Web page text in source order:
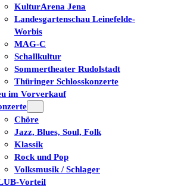
KulturArena Jena
Landesgartenschau Leinefelde-
Worbis
MAG-C
Schallkultur
Sommertheater Rudolstadt
Thüringer Schlosskonzerte
im Vorverkauf
Chöre
Jazz, Blues, Soul, Folk
Klassik
Rock und Pop
Volksmusik / Schlager
Vorteil